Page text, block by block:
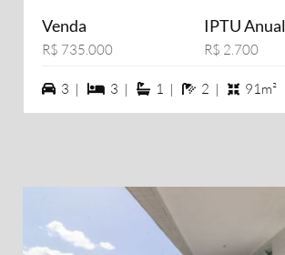
Venda
R$ 735.000
IPTU Anual
R$ 2.700
3 vagas na garagem
3 | 3 dormiórios
3 | 1 suítes
1 | 2 banheiros
2 | 91m²